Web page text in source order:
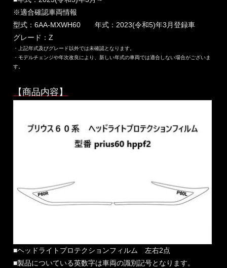
※適合確認車両情報
型式：6AA-MXWH60 年式：2023(令和5)年3月登録車
グレード：Z
・上記年式及びグレード以外では未確認となります。
・モデルチェンジや年次改良により、新しい年式の車両では適合しない場合がございま
す。
【商品内容】
■ヘッドライトプロテクションフィルム 左右2点
■製品についている英数字は車両の識別記号となります。